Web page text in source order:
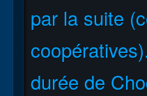
par la suite
durée de